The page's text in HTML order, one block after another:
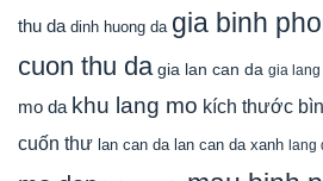
thu da dinh huong da gia binh
cuon thu da gia lan can da gia lang
mo da khu lang mo kích thước
cuốn thư lan can da lan can da xanh lang